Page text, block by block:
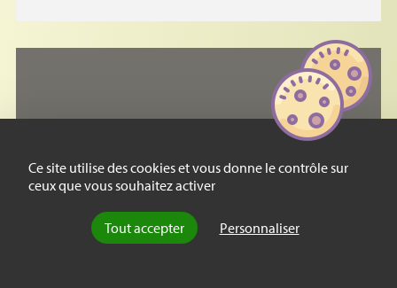
Ce site utilise des cookies et vous donne le contrôle sur
ceux que vous souhaitez activer
Tout accepter Personnaliser